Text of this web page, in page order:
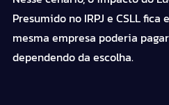
Presumido no IRPJ e CSLL fica
mesma empresa poderia
dependendo da escolha.